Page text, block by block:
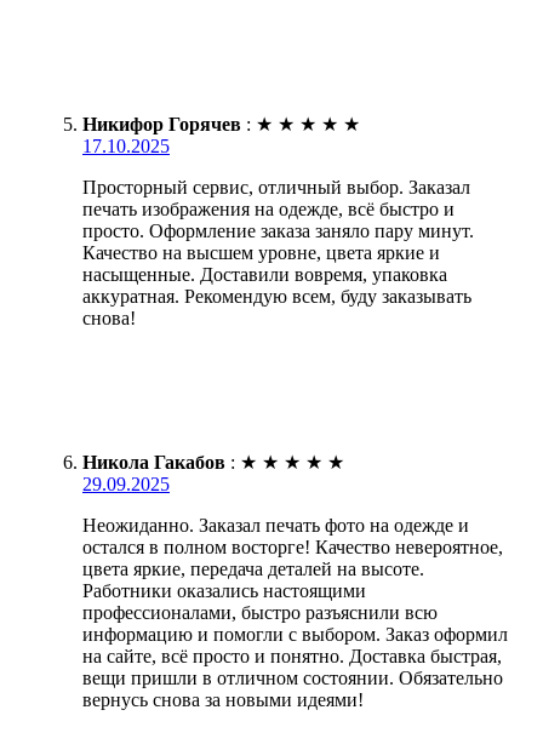
Никифор Горячев : ★ ★ ★ ★ ★
17.10.2025
Просторный сервис, отличный выбор. Заказал
печать изображения на одежде, всё быстро и
просто. Оформление заказа заняло пару минут.
Качество на высшем уровне, цвета яркие и
насыщенные. Доставили вовремя, упаковка
аккуратная. Рекомендую всем, буду заказывать
снова!
Никола Гакабов : ★ ★ ★ ★ ★
29.09.2025
Неожиданно. Заказал печать фото на одежде и
остался в полном восторге! Качество невероятное,
цвета яркие, передача деталей на высоте.
Работники оказались настоящими
профессионалами, быстро разъяснили всю
информацию и помогли с выбором. Заказ оформил
на сайте, всё просто и понятно. Доставка быстрая,
вещи пришли в отличном состоянии. Обязательно
вернусь снова за новыми идеями!